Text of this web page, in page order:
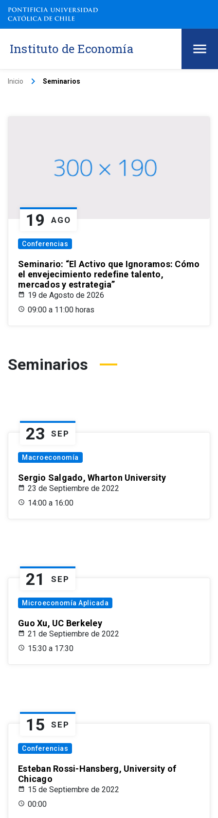
Instituto de Economía
Inicio keyboard_arrow_right Seminarios
19 AGO
Conferencias
Seminario: “El Activo que Ignoramos: Cómo
el envejecimiento redefine talento,
mercados y estrategia”
19 de Agosto de 2026
09:00 a 11:00 horas
Seminarios
23 SEP
Macroeconomía
Sergio Salgado, Wharton University
23 de Septiembre de 2022
14:00 a 16:00
21 SEP
Microeconomía Aplicada
Guo Xu, UC Berkeley
21 de Septiembre de 2022
15:30 a 17:30
15 SEP
Conferencias
Esteban Rossi-Hansberg, University of
Chicago
15 de Septiembre de 2022
00:00